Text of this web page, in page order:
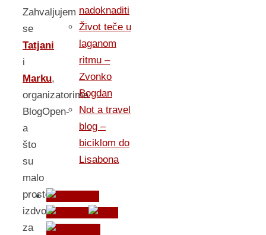
Zahvaljujem
se
Tatjani
i
Marku,
organizatorima
BlogOpen-
a
što
su
malo
prostora
izdvojili
za
nadoknaditi
Život teče u
laganom
ritmu –
Zvonko
Bogdan
Not a travel
blog –
biciklom do
Lisabona